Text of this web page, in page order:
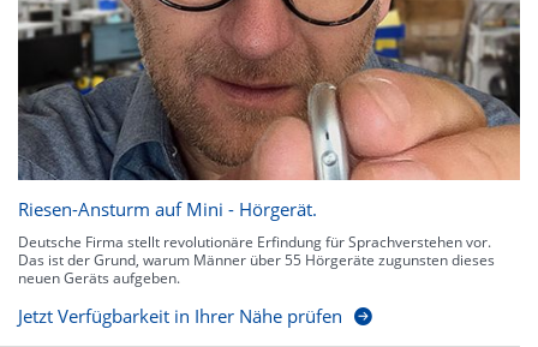
Riesen-Ansturm auf Mini - Hörgerät.
Deutsche Firma stellt revolutionäre Erfindung für Sprachverstehen vor.
Das ist der Grund, warum Männer über 55 Hörgeräte zugunsten dieses
neuen Geräts aufgeben.
Jetzt Verfügbarkeit in Ihrer Nähe prüfen